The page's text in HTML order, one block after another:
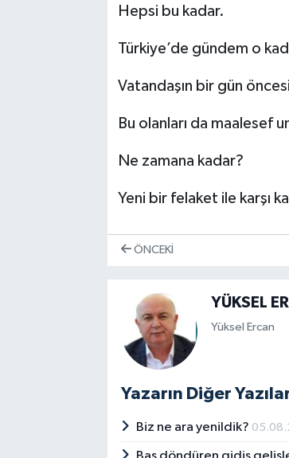
Hepsi bu kadar.
Türkiye’de gündem o
Vatandaşın bir gün
Bu olanları da maalesef
Ne zamana kadar?
Yeni bir felaket ile karşı
ÖNCEKI
YÜKSEL
Yüksel Ercan
Yazarın Diğer
Biz ne ara yenildik?